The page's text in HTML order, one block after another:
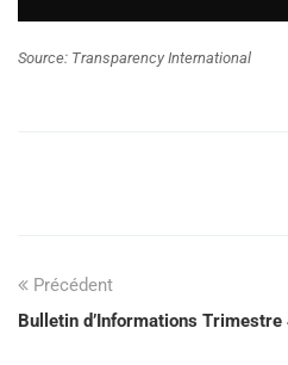
Source: Transparency International
Précédent
Bulletin d’Informations